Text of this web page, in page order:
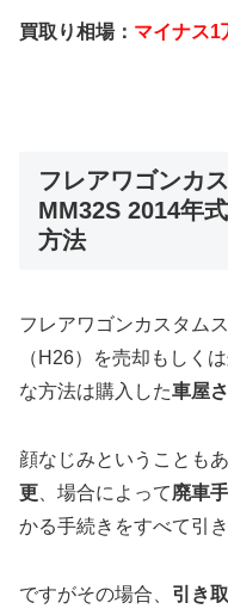
買取り相場： マイナス1
フレアワゴンカ
MM32S 2014年
方法
フレアワゴンカスタム
（H26）を売却もしく
な方法は購入した車屋
顔なじみということもあ
更 、場合によって廃車
かる手続きをすべて引
ですがその場合、 引き